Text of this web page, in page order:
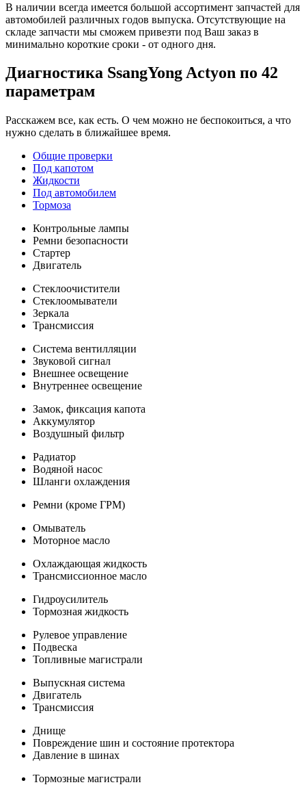
В наличии всегда имеется большой ассортимент запчастей для
автомобилей различных годов выпуска. Отсутствующие на
складе запчасти мы сможем привезти под Ваш заказ в
минимально короткие сроки - от одного дня.
Диагностика SsangYong Actyon по 42
параметрам
Расскажем все, как есть. О чем можно не беспокоиться, а что
нужно сделать в ближайшее время.
Общие проверки
Под капотом
Жидкости
Под автомобилем
Тормоза
Контрольные лампы
Ремни безопасности
Стартер
Двигатель
Стеклоочистители
Стеклоомыватели
Зеркала
Трансмиссия
Система вентилляции
Звуковой сигнал
Внешнее освещение
Внутреннее освещение
Замок, фиксация капота
Аккумулятор
Воздушный фильтр
Радиатор
Водяной насос
Шланги охлаждения
Ремни (кроме ГРМ)
Омыватель
Моторное масло
Охлаждающая жидкость
Трансмиссионное масло
Гидроусилитель
Тормозная жидкость
Рулевое управление
Подвеска
Топливные магистрали
Выпускная система
Двигатель
Трансмиссия
Днище
Повреждение шин и состояние протектора
Давление в шинах
Тормозные магистрали